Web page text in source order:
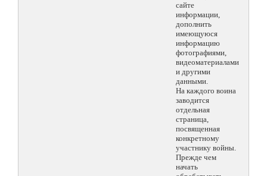
сайте
информации,
дополнить
имеющуюся
информацию
фотографиями,
видеоматериалами
и другими
данными.
На каждого воина
заводится
отдельная
страница,
посвященная
конкретному
участнику войны.
Прежде чем
начать